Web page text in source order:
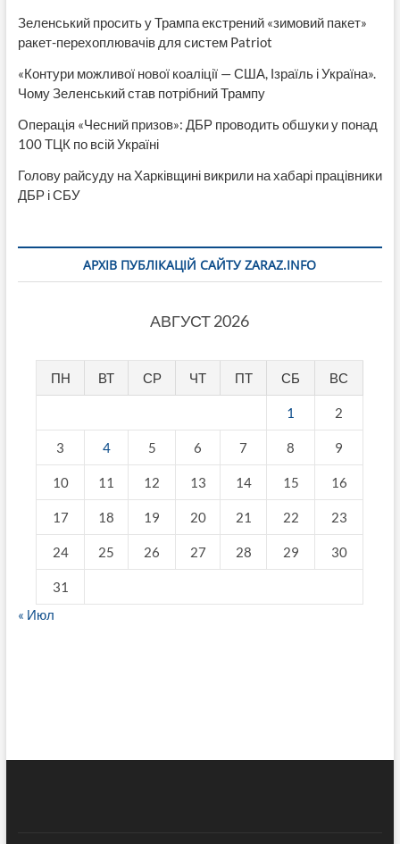
Зеленський просить у Трампа екстрений «зимовий пакет»
ракет-перехоплювачів для систем Patriot
«Контури можливої нової коаліції — США, Ізраїль і Україна».
Чому Зеленський став потрібний Трампу
Операція «Чесний призов»: ДБР проводить обшуки у понад
100 ТЦК по всій Україні
Голову райсуду на Харківщині викрили на хабарі працівники
ДБР і СБУ
АРХІВ ПУБЛІКАЦІЙ САЙТУ ZARAZ.INFO
АВГУСТ 2026
ПН ВТ СР ЧТ ПТ СБ ВС
1 2
3 4 5 6 7 8 9
10 11 12 13 14 15 16
17 18 19 20 21 22 23
24 25 26 27 28 29 30
31
« Июл